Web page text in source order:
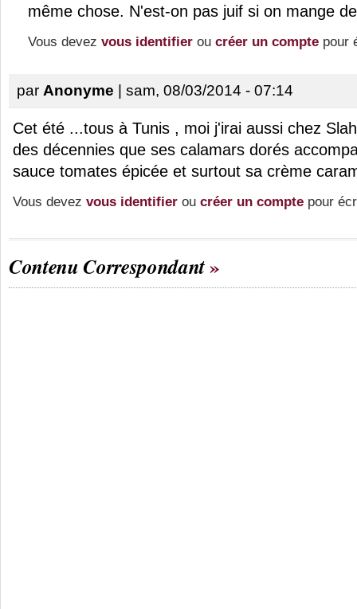
même chose. N'est-on pas juif si on mange
Vous devez vous identifier ou créer un compte pour
par Anonyme | sam, 08/03/2014 - 07:14
Cet été ...tous à Tunis , moi j'irai aussi chez
des décennies que ses calamars dorés
sauce tomates épicée et surtout sa crème
Vous devez vous identifier ou créer un compte pour
Contenu Correspondant